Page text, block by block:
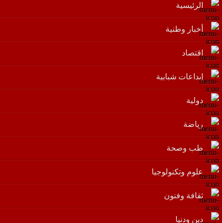
الرئيسية
أخبار وطنية
اقتصاد
إبداعات شبابية
دولية
رياضة
طب وصحة
علوم وتكنولوجيا
ثقافة وفنون
دين ودنيا